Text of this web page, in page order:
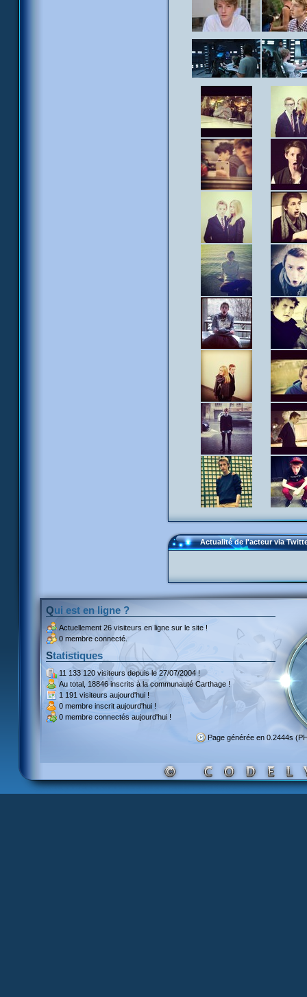
Actualité de l'acteur via
Qui est en ligne ?
Actuellement 26 visiteurs en ligne sur le site !
0 membre connecté.
Statistiques
11 133 120 visiteursdepuis le 27/07/2004 !
Au total, 18846 inscritsà la communauté Carthage !
1 191 visiteurs aujourd'hui !
0 membre inscrit aujourd'hui !
0 membre connectés aujourd'hui !
Page générée en 0.2444s